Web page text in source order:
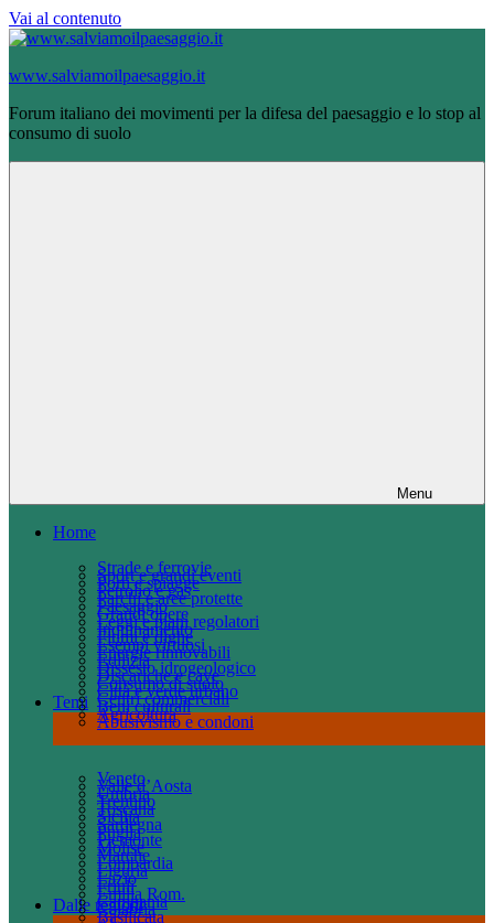
Vai al contenuto
www.salviamoilpaesaggio.it
Forum italiano dei movimenti per la difesa del paesaggio e lo stop al
consumo di suolo
Menu
Home
Temi
Abusivismo e condoni
Agricoltura
Beni culturali
Centri commerciali
Città e verde urbano
Consumo di suolo
Discariche e cave
Dissesto idrogeologico
Edilizia
Energie rinnovabili
Esempi virtuosi
Fiumi e dighe
Inquinamento
Leggi e piani regolatori
Grandi opere
Paesaggio
Parchi e aree protette
Petrolio e gas
Porti e spiagge
Sport e grandi eventi
Strade e ferrovie
Dalle regioni
Basilicata
Calabria
Campania
Emilia Rom.
Friuli
Lazio
Liguria
Lombardia
Marche
Molise
Piemonte
Puglia
Sardegna
Sicilia
Toscana
Trentino
Umbria
Valle d’Aosta
Veneto